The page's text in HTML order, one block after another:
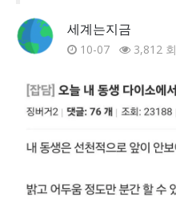
세계는지금
10-07 3,812 회